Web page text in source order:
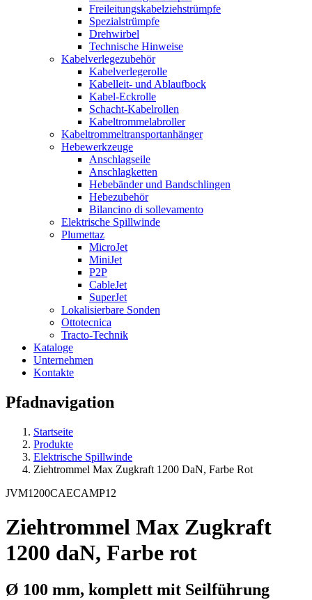
Freileitungskabelziehstrümpfe
Spezialstrümpfe
Drehwirbel
Technische Hinweise
Kabelverlegezubehör
Kabelverlegerolle
Kabelleit- und Ablaufbock
Kabel-Eckrolle
Schacht-Kabelrollen
Kabeltrommelabroller
Kabeltrommeltransportanhänger
Hebewerkzeuge
Anschlagseile
Anschlagketten
Hebebänder und Bandschlingen
Hebezubehör
Bilancino di sollevamento
Elektrische Spillwinde
Plumettaz
MicroJet
MiniJet
P2P
CableJet
SuperJet
Lokalisierbare Sonden
Ottotecnica
Tracto-Technik
Kataloge
Unternehmen
Kontakte
Pfadnavigation
Startseite
Produkte
Elektrische Spillwinde
Ziehtrommel Max Zugkraft 1200 DaN, Farbe Rot
JVM1200CAECAMP12
Ziehtrommel Max Zugkraft
1200 daN, Farbe rot
Ø 100 mm, komplett mit Seilführung